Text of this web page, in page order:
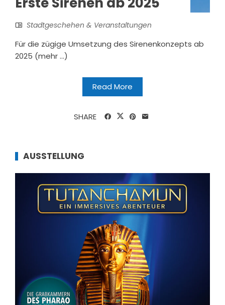
Stadtgeschehen & Veranstaltungen
Für die zügige Umsetzung des Sirenenkonzepts ab
2025 (mehr …)
Read More
SHARE
AUSSTELLUNG